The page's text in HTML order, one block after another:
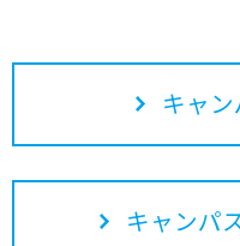
キャ
キャンパ